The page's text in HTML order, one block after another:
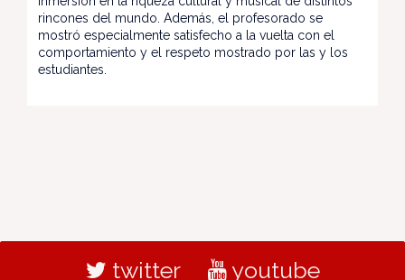
rincones del mundo. Además, el profesorado se
mostró especialmente satisfecho a la vuelta con el
comportamiento y el respeto mostrado por las y los
estudiantes.
twitter youtube